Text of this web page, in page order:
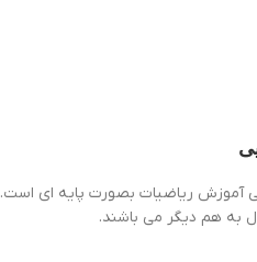
آموزش ریاضیات بصورت پایه ای است.
به هم دیگر می باشند.